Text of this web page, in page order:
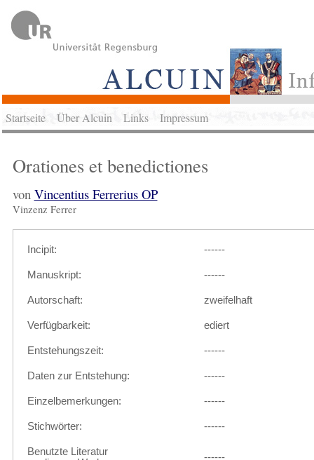
Startseite Über Alcuin Links Impressum
Orationes et benedictiones
von Vincentius Ferrerius OP
Vinzenz Ferrer
Incipit: ------
Manuskript: ------
Autorschaft: zweifelhaft
Verfügbarkeit: ediert
Entstehungszeit: ------
Daten zur Entstehung: ------
Einzelbemerkungen: ------
Stichwörter: ------
Benutzte Literatur
------